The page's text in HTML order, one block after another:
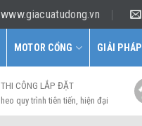
www.giacuatudong.vn
MOTOR CỔNG GIẢI PHÁP
THI CÔNG LẮP ĐẶT
heo quy trình tiên tiến, hiện đại